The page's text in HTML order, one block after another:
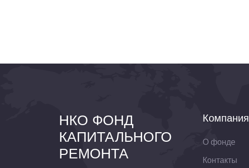
НКО ФОНД
КАПИТАЛЬНОГО
РЕМОНТА
Компания
О фонде
Контакты